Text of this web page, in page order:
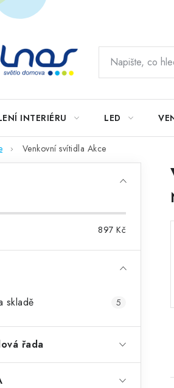
INTERIÉRU LED
Venkovní svítidla Akce
897 Kč
skladě 5
řada